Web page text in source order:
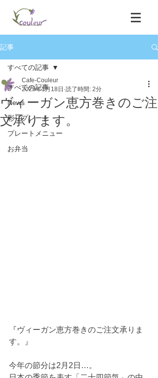
記事
すべての記事
News
彩りプレート
プレートメニュー
お弁当
すべての記事
ヴィーガン恵方巻きのご注
文承ります。
Cafe-Couleur
2025年1月18日 読了時間: 2分
『ヴィーガン恵方巻きのご注文承りま
す。』
今年の節分は2月2日…。